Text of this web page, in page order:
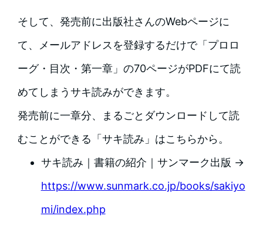
そして、発売前に出版社さんのWebページに
て、メールアドレスを登録するだけで「プロロ
ーグ・目次・第一章」の70ページがPDFにて読
めてしまうサキ読みができます。
発売前に一章分、まるごとダウンロードして読
むことができる「サキ読み」はこちらから。
サキ読み｜書籍の紹介｜サンマーク出版 →
https://www.sunmark.co.jp/books/sakiyo
mi/index.php